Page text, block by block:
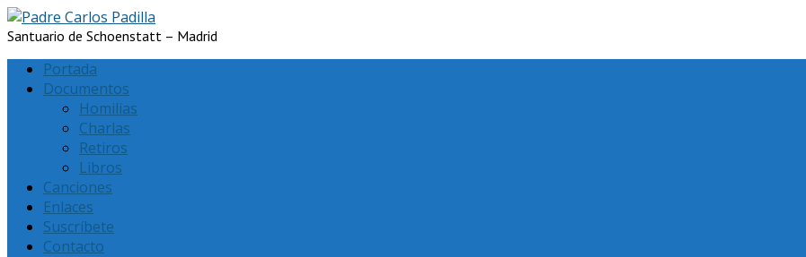
Santuario de Schoenstatt – Madrid
Portada
Documentos
Homilias
Charlas
Retiros
Libros
Canciones
Enlaces
Suscríbete
Contacto